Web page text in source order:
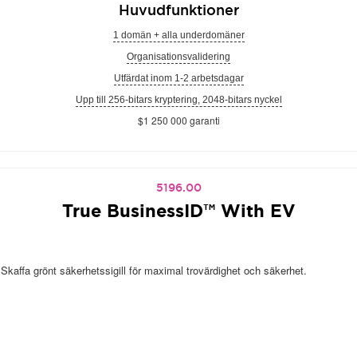
Huvudfunktioner
1 domän + alla underdomäner
Organisationsvalidering
Utfärdat inom 1-2 arbetsdagar
Upp till 256-bitars kryptering, 2048-bitars nyckel
$1 250 000 garanti
5196.00
True BusinessID™ With EV
Skaffa grönt säkerhetssigill för maximal trovärdighet och säkerhet.